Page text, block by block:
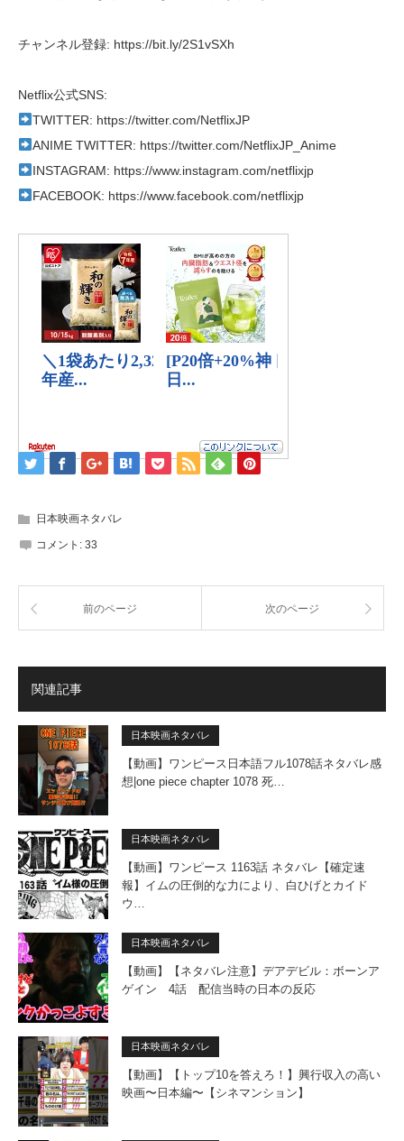
チャンネル登録: https://bit.ly/2S1vSXh
Netflix公式SNS:
TWITTER: https://twitter.com/NetflixJP
ANIME TWITTER: https://twitter.com/NetflixJP_Anime
INSTAGRAM: https://www.instagram.com/netflixjp
FACEBOOK: https://www.facebook.com/netflixjp
日本映画ネタバレ
コメント: 33
前のページ 次のページ
関連記事
日本映画ネタバレ
【動画】ワンピース日本語フル1078話ネタバレ感
想|one piece chapter 1078 死…
日本映画ネタバレ
【動画】ワンピース 1163話 ネタバレ【確定速
報】イムの圧倒的な力により、白ひげとカイド
ウ…
日本映画ネタバレ
【動画】【ネタバレ注意】デアデビル：ボーンア
ゲイン 4話 配信当時の日本の反応
日本映画ネタバレ
【動画】【トップ10を答えろ！】興行収入の高い
映画〜日本編〜【シネマンション】